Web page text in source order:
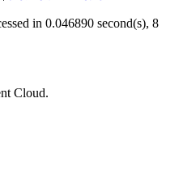
in 0.046890 second(s), 8
Cloud.